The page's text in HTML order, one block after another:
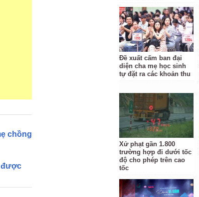
chồng
được
Đề xuất cấm ban đại
diện cha mẹ học sinh
tự đặt ra các khoản thu
Xử phạt gần 1.800
trường hợp đi dưới tốc
độ cho phép trên cao
tốc